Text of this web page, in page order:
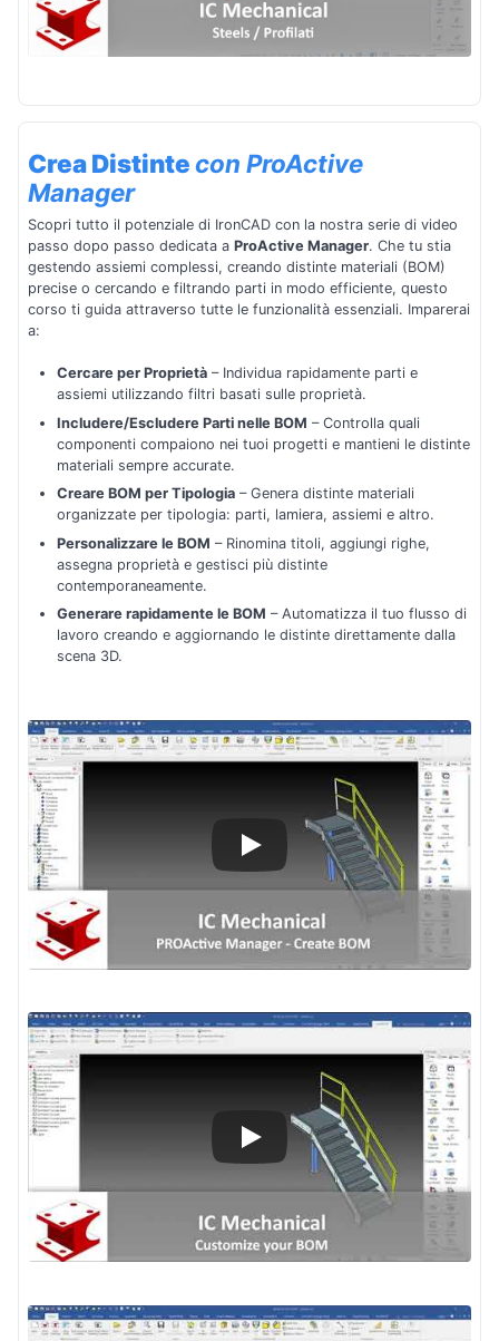
Crea Distintecon ProActive
Manager
Scopri tutto il potenziale di IronCAD con la nostra serie di video
passo dopo passo dedicata a ProActive Manager. Che tu stia
gestendo assiemi complessi, creando distinte materiali (BOM)
precise o cercando e filtrando parti in modo efficiente, questo
corso ti guida attraverso tutte le funzionalità essenziali. Imparerai
a:
Cercare per Proprietà– Individua rapidamente parti e
assiemi utilizzando filtri basati sulle proprietà.
Includere/Escludere Parti nelle BOM – Controlla quali
componenti compaiono nei tuoi progetti e mantieni le distinte
materiali sempre accurate.
Creare BOM per Tipologia– Genera distinte materiali
organizzate per tipologia: parti, lamiera, assiemi e altro.
Personalizzare le BOM – Rinomina titoli, aggiungi righe,
assegna proprietà e gestisci più distinte
contemporaneamente.
Generare rapidamente le BOM – Automatizza il tuo flusso di
lavoro creando e aggiornando le distinte direttamente dalla
scena 3D.